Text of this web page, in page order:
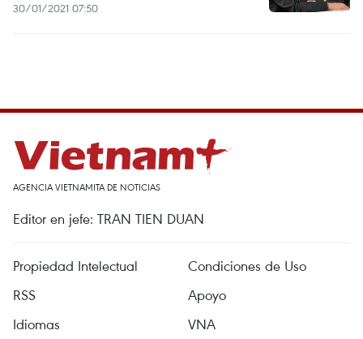
30/01/2021 07:50
AGENCIA VIETNAMITA DE NOTICIAS
Editor en jefe: TRAN TIEN DUAN
Propiedad Intelectual
Condiciones de Uso
RSS
Apoyo
Idiomas
VNA